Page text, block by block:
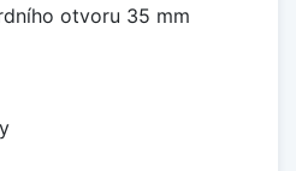
otvoru 35 mm